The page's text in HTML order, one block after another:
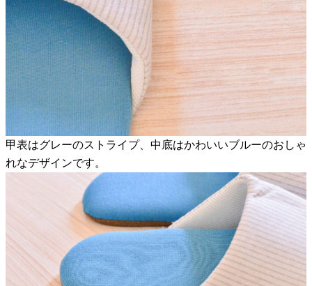
甲表はグレーのストライプ、中底はかわいいブルーのおしゃ
れなデザインです。